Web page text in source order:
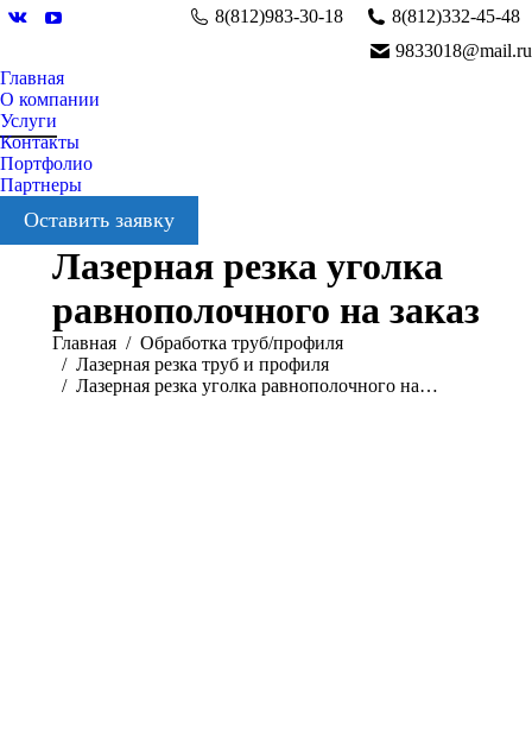
Вконтакте
YouTube
8(812)983-30-18
8(812)332-45-48
9833018@mail.ru
Главная
О компании
Услуги
Контакты
Портфолио
Партнеры
Оставить заявку
Лазерная резка уголка
равнополочного на заказ
Вы здесь:
Главная
Обработка труб/профиля
Лазерная резка труб и профиля
Лазерная резка уголка равнополочного на…